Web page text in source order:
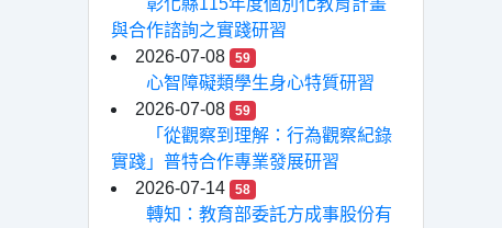
彰化縣115年度個別化教育計畫
與合作諮詢之實踐研習
2026-07-08
59
心智障礙類學生身心特質研習
2026-07-08
59
「從觀察到理解：行為觀察紀錄
實踐」普特合作專業發展研習
2026-07-14
58
轉知：教育部委託方成事股份有